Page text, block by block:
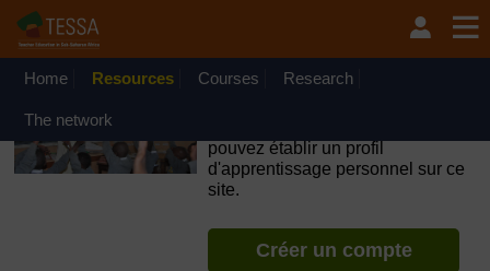
Passer au contenu principal
OpenLearn Create will be unavailable on Wednesday 12
August 2026 from 8am to 10.30am (GMT) due to routine
Home Resources Courses Research
The network
pouvez établir un profil
d'apprentissage personnel sur ce
site.
Créer un compte